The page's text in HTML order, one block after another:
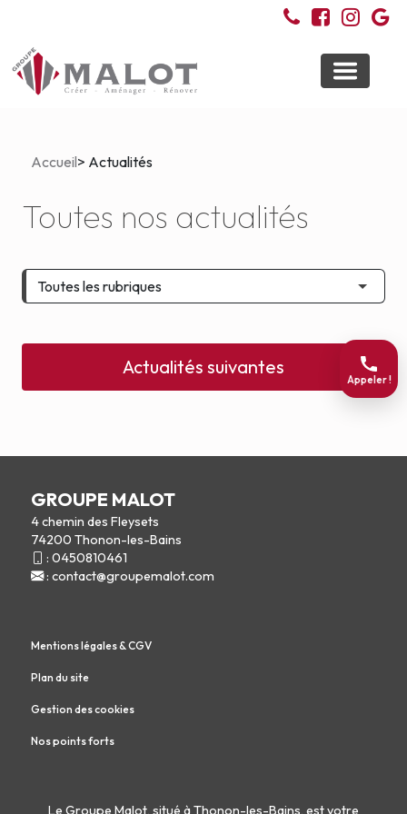
Toggle
Accueil> Actualités
Toutes nos actualités
Actualités suivantes
GROUPE MALOT
4 chemin des Fleysets
74200 Thonon-les-Bains
: 0450810461
: contact@groupemalot.com
Mentions légales & CGV
Plan du site
Gestion des cookies
Nos points forts
Le Groupe Malot, situé à Thonon-les-Bains, est votre
Appeler !